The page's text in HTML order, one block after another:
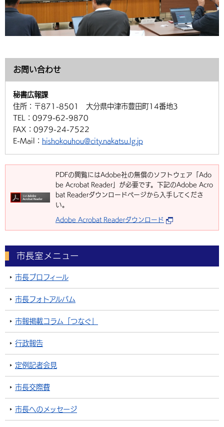
お問い合わせ
秘書広報課
住所： 〒871-8501 大分県中津市豊田町14番地3
TEL： 0979-62-9870
FAX： 0979-24-7522
E-Mail： hishokouhou@city.nakatsu.lg.jp
PDFの閲覧にはAdobe社の無償のソフトウェア「Ado
be Acrobat Reader」が必要です。下記のAdobe Acro
bat Readerダウンロードページから入手してくださ
い。
Adobe Acrobat Readerダウンロード
市長室メニュー
市長プロフィール
市長フォトアルバム
市報掲載コラム「つなぐ」
行政報告
定例記者会見
市長交際費
市長へのメッセージ